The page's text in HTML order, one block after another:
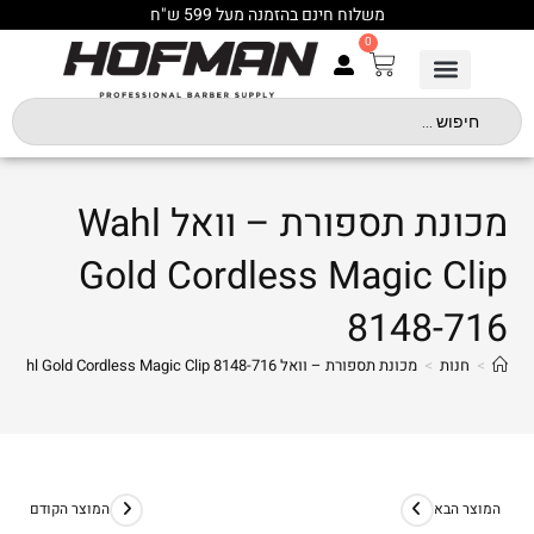
משלוח חינם בהזמנה מעל 599 ש"ח
0
מכונת תספורת – וואל Wahl
Gold Cordless Magic Clip
8148-716
> חנות > מכונת תספורת – וואל Wahl Gold Cordless Magic Clip 8148-716
המוצר הקודם המוצר הבא